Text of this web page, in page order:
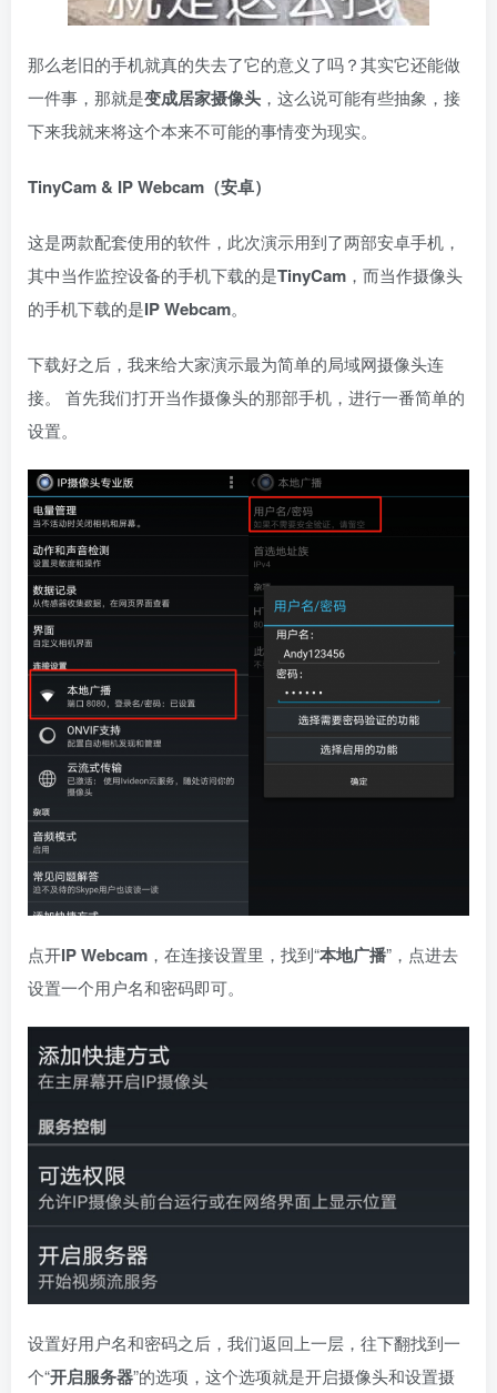
那么老旧的手机就真的失去了它的意义了吗？其实它还能做
一件事，那就是变成居家摄像头 ，这么说可能有些抽象，接
下来我就来将这个本来不可能的事情变为现实。
TinyCam & IP Webcam（安卓）
这是两款配套使用的软件，此次演示用到了两部安卓手机，
其中当作监控设备的手机下载的是TinyCam ，而当作摄像头
的手机下载的是IP Webcam。
下载好之后，我来给大家演示最为简单的局域网摄像头连
接。 首先我们打开当作摄像头的那部手机，进行一番简单的
设置。
点开IP Webcam ，在连接设置里，找到“本地广播”，点进去
设置一个用户名和密码即可。
设置好用户名和密码之后，我们返回上一层，往下翻找到一
个“开启服务器”的选项，这个选项就是开启摄像头和设置摄